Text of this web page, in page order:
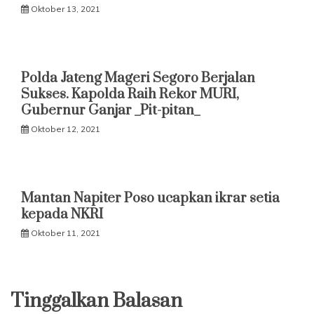
Oktober 13, 2021
Polda Jateng Mageri Segoro Berjalan
Sukses. Kapolda Raih Rekor MURI,
Gubernur Ganjar _Pit-pitan_
Oktober 12, 2021
Mantan Napiter Poso ucapkan ikrar setia
kepada NKRI
Oktober 11, 2021
Tinggalkan Balasan